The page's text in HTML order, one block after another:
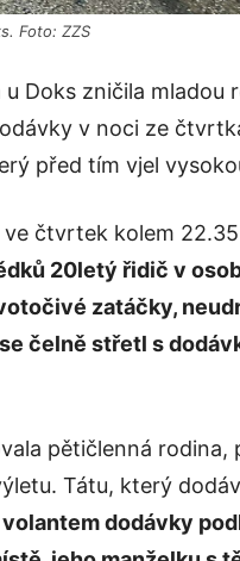
Foto: ZZS
Doks zničila mladou
v noci ze
před tím vjel
čtvrtek kolem
20letý řidič v
zatáčky,
čelně střetl s
pětičlenná rodina,
Tátu, který
volantem dodávky